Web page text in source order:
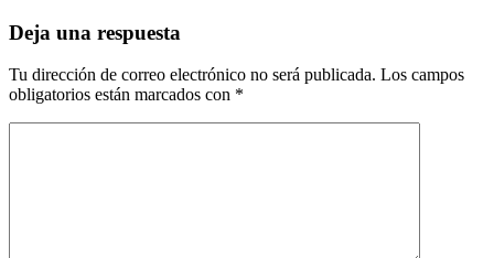
Deja una respuesta
Tu dirección de correo electrónico no será publicada. Los campos
obligatorios están marcados con *